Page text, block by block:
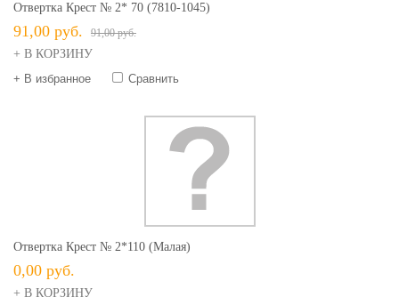
Отвертка Крест № 2* 70 (7810-1045)
91,00 руб. 91,00 руб.
+ В КОРЗИНУ
+ В избранное
Сравнить
Отвертка Крест № 2*110 (малая)
0,00 руб.
+ В КОРЗИНУ